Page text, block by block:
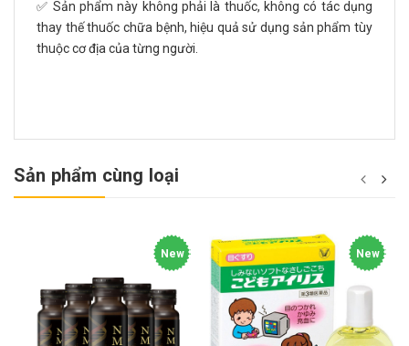
✅ Sản phẩm này không phải là thuốc, không có tác dụng
thay thế thuốc chữa bệnh, hiệu quả sử dụng sản phẩm tùy
thuộc cơ địa của từng người.
Sản phẩm cùng loại
New New